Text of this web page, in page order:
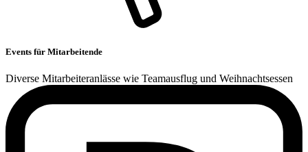
Events für Mitarbeitende
Diverse Mitarbeiteranlässe wie Teamausflug und Weihnachtsessen